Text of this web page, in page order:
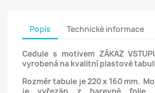
Popis Technické informace
Cedule s motivem ZÁKAZ
vyrobená na kvalitní plastové
Rozměr tabule je 220 x 160 mm.